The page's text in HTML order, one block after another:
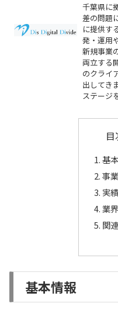
千葉県に
差の問題
に提供す
発・運用
新規事業
両立する
のクライ
出してき
ステージ
目
基
事
実績
業界
関
基本情報